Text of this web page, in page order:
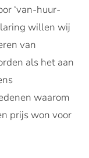
‘van-huur-
willen wij
van
als het aan
waarom
prijs won voor